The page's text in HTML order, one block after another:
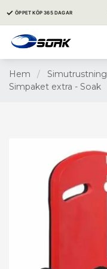
✓ ÖPPET KÖP 365 DAGAR
Hem / Simutrustning
Simpaket extra - Soak